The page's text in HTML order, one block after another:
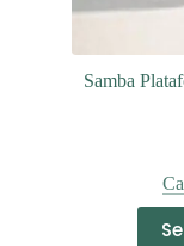
Samba